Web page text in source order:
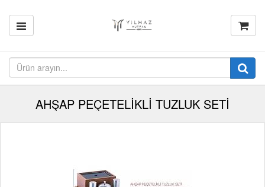
AHŞAP PEÇETELİKLİ TUZLUK SETİ